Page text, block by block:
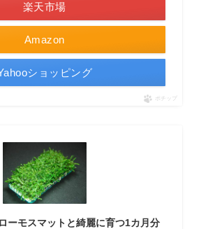
Amazon
楽天市場
ショッピング
ポチップ
ーモスマットと綺麗に育つ1カ月分